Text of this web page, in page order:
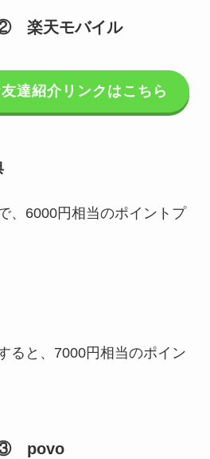
楽天モバイル
達紹介リンクはこちら
、6000円相当のポイントプ
ると、7000円相当のポイン
③ povo